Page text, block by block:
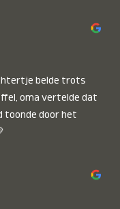
belde trots
oma vertelde dat
toonde door het